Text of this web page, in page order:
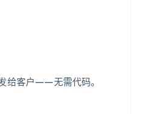
给客户——无需代码。